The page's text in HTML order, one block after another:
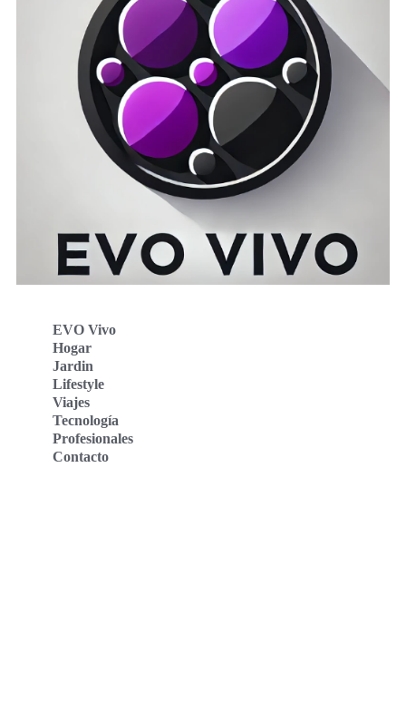
EVO Vivo
Hogar
Jardin
Lifestyle
Viajes
Tecnología
Profesionales
Contacto